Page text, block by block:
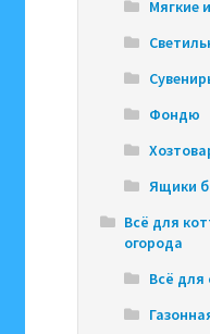
Мягкие
Фондю
Ящики
Всё для
огорода
Всё для